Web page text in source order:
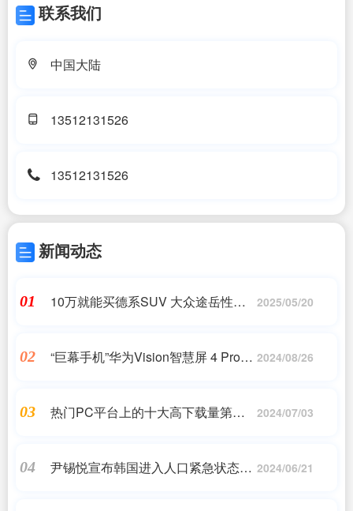
联系我们
中国大陆
13512131526
13512131526
新闻动态
01
10万就能买德系SUV 大众途岳性价
2025/05/20
02
“巨幕手机”华为Vision智慧屏 4 Pro首 2024/08/26
03
热门PC平台上的十大高下载量第一
2024/07/03
04
尹锡悦宣布韩国进入人口紧急状态： 2024/06/21